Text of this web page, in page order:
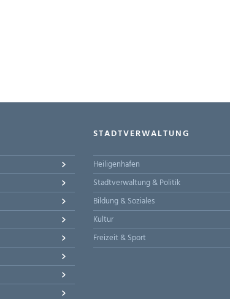
STADTVERWALTUNG
Heiligenhafen
Stadtverwaltung & Politik
Bildung & Soziales
Kultur
Freizeit & Sport